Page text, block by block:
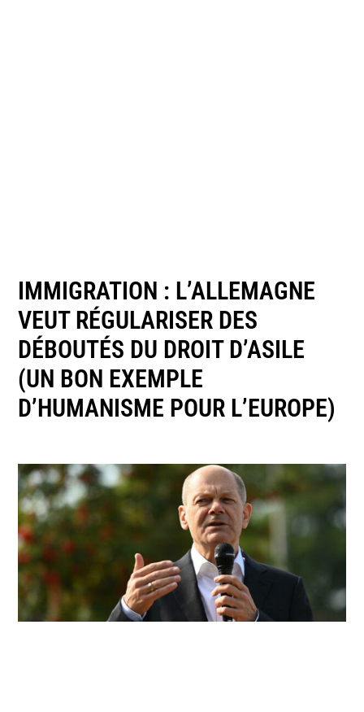
IMMIGRATION : L’ALLEMAGNE
VEUT RÉGULARISER DES
DÉBOUTÉS DU DROIT D’ASILE
(UN BON EXEMPLE
D’HUMANISME POUR L’EUROPE)